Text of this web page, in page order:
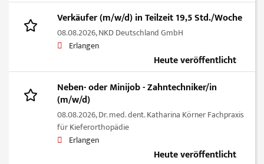
Verkäufer (m/w/d) in Teilzeit 19,5 Std./Woche
08.08.2026,NKD Deutschland GmbH
Erlangen
Heute veröffentlicht
Neben- oder Minijob - Zahntechniker/in
(m/w/d)
08.08.2026,Dr. med. dent. Katharina Körner Fachpraxis
für Kieferorthopädie
Erlangen
Heute veröffentlicht